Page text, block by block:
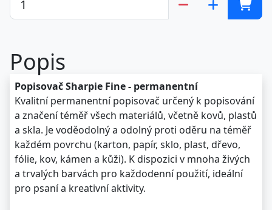
Kč 894,60
(1.082,47 s DPH)
Popis
Popisovač Sharpie Fine - permanentní
Kvalitní permanentní popisovač určený k popisování
a značení téměř všech materiálů, včetně kovů, plastů
a skla. Je voděodolný a odolný proti oděru na téměř
každém povrchu (karton, papír, sklo, plast, dřevo,
fólie, kov, kámen a kůži). K dispozici v mnoha živých
a trvalých barvách pro každodenní použití, ideální
pro psaní a kreativní aktivity.